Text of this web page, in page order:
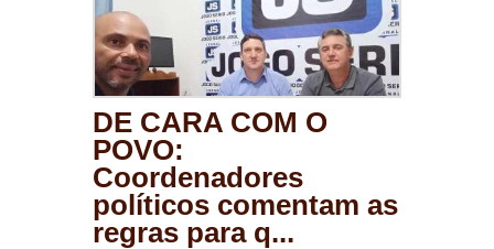
DE CARA COM O
POVO:
Coordenadores
políticos comentam as
regras para q...